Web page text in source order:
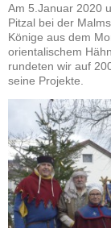
Am 5.Januar 2020
Pitzal bei der
Könige aus dem
orientalischem
rundeten wir auf
seine Projekte.